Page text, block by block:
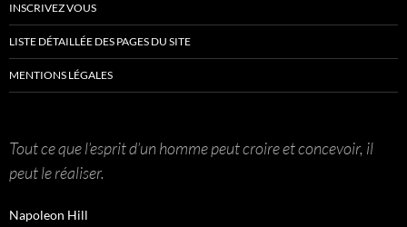
INSCRIVEZ VOUS
LISTE DÉTAILLÉE DES PAGES DU SITE
MENTIONS LÉGALES
Tout ce que l’esprit d’un homme peut croire et concevoir, il
peut le réaliser.
Napoleon Hill